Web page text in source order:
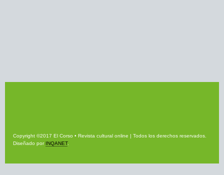
Copyright ©2017 El Corso • Revista cultural online | Todos los derechos reservados.
Diseñado por INQANET.